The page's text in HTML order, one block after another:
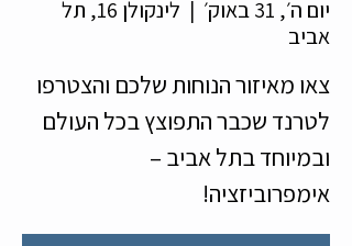
יום ה׳, 31 באוק׳
  |
לינקולן 16, תל
אביב
צאו מאיזור הנוחות שלכם והצטרפו
לטרנד שכבר התפוצץ בכל העולם
ובמיוחד בתל אביב –
אימפרוביזציה!